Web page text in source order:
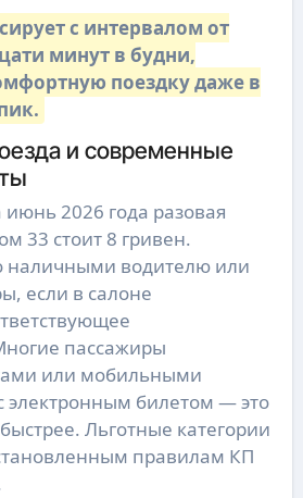
с интервалом от
минут в будни,
поездку даже в
и современные
2026 года разовая
33 стоит 8 гривен.
наличными водителю или
если в салоне
пассажиры
или мобильными
билетом — это
Льготные категории
правилам КП